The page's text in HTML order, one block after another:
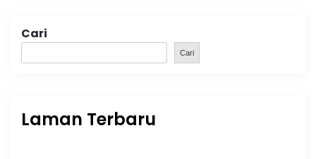
Cari
Cari
Laman Terbaru